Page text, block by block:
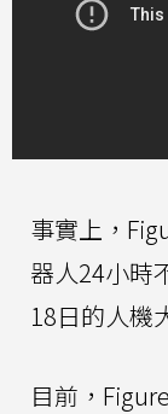
事實上，
器人24小時
18日的人機
目前，